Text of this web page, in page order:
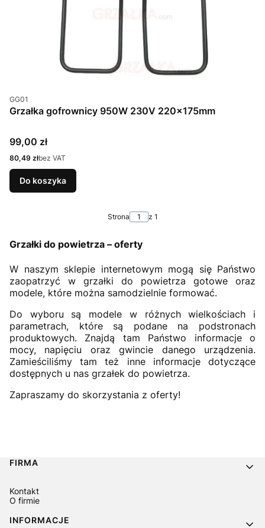
Kod produktu
GG01
Grzałka gofrownicy 950W 230V 220x175mm
Cena
99,00 zł
Cena
80,49 złbez VAT
Do koszyka
Strona z 1
Grzałki do powietrza – oferty
W naszym sklepie internetowym mogą się Państwo
zaopatrzyć w grzałki do powietrza gotowe oraz
modele, które można samodzielnie formować.
Do wyboru są modele w różnych wielkościach i
parametrach, które są podane na podstronach
produktowych. Znajdą tam Państwo informacje o
mocy, napięciu oraz gwincie danego urządzenia.
Zamieściliśmy tam też inne informacje dotyczące
dostępnych u nas grzałek do powietrza.
Zapraszamy do skorzystania z oferty!
Linki w stopce
FIRMA
Kontakt
O firmie
INFORMACJE